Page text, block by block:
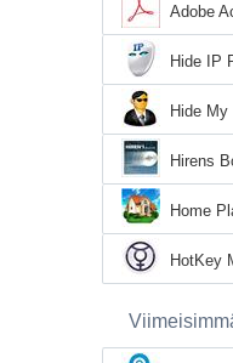
Adobe
Hide IP
Hide My
Hirens
Home
HotKey